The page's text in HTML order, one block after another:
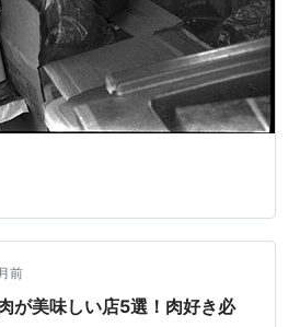
前
が美味しい店5選！肉好き必